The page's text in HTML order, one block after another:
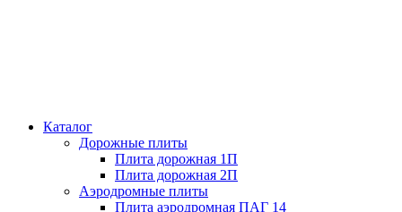
Каталог
Дорожные плиты
Плита дорожная 1П
Плита дорожная 2П
Аэродромные плиты
Плита аэродромная ПАГ 14